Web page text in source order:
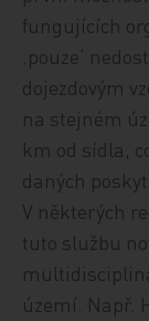
fungujících
‚pouze‘
dojezdovým
na stejném
km od sídla,
daných
V některých
tuto službu
území. Např.